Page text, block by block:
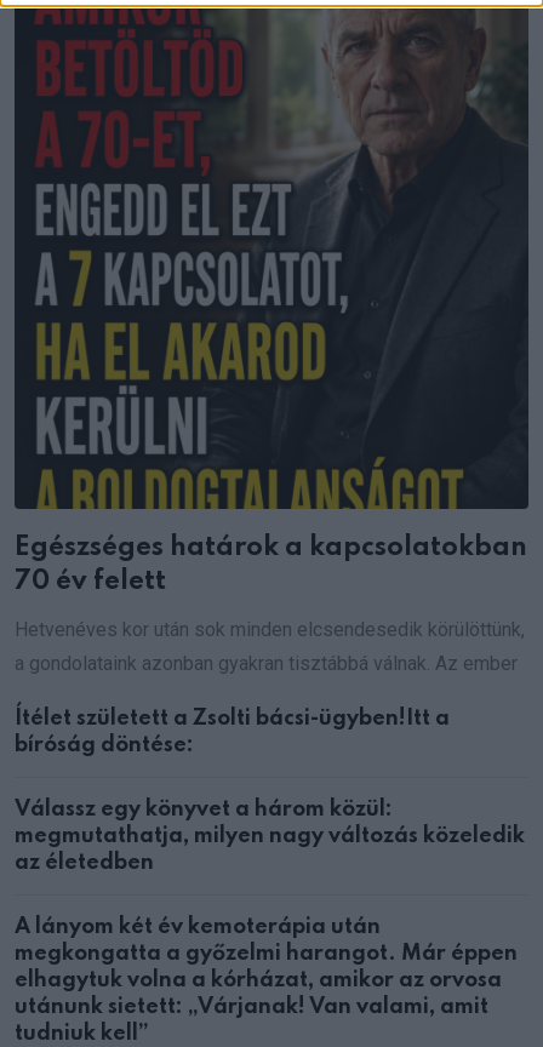
Egészséges határok a kapcsolatokban
70 év felett
Hetvenéves kor után sok minden elcsendesedik körülöttünk,
a gondolataink azonban gyakran tisztábbá válnak. Az ember
Ítélet született a Zsolti bácsi-ügyben!Itt a
bíróság döntése:
Válassz egy könyvet a három közül:
megmutathatja, milyen nagy változás közeledik
az életedben
A lányom két év kemoterápia után
megkongatta a győzelmi harangot. Már éppen
elhagytuk volna a kórházat, amikor az orvosa
utánunk sietett: „Várjanak! Van valami, amit
tudniuk kell”